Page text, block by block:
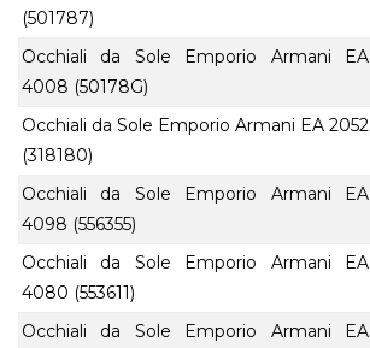
(501787)
Occhiali da Sole Emporio Armani EA
4008 (50178G)
Occhiali da Sole Emporio Armani EA 2052
(318180)
Occhiali da Sole Emporio Armani EA
4098 (556355)
Occhiali da Sole Emporio Armani EA
4080 (553611)
Occhiali da Sole Emporio Armani EA